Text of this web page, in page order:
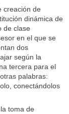
creación de
dinámica de
de clase
en el que se
dos
según la
tercera para el
palabras:
conectándolos
toma de